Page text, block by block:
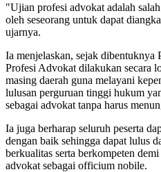
"Ujian profesi advokat adalah
oleh seseorang untuk dapat
ujarnya.
Ia menjelaskan, sejak dibentuknya
Profesi Advokat dilakukan secara
masing daerah guna melayani
lulusan perguruan tinggi hukum
sebagai advokat tanpa harus
Ia juga berharap seluruh peserta
dengan baik sehingga dapat lulus
berkualitas serta berkompeten
advokat sebagai officium nobile.